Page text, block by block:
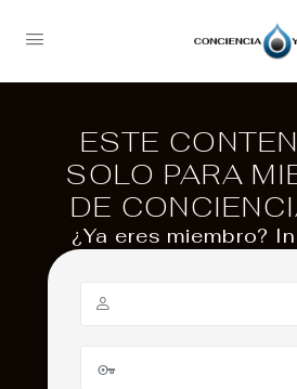
ESTE
SOLO PARA
DE
¿Ya eres miembro?